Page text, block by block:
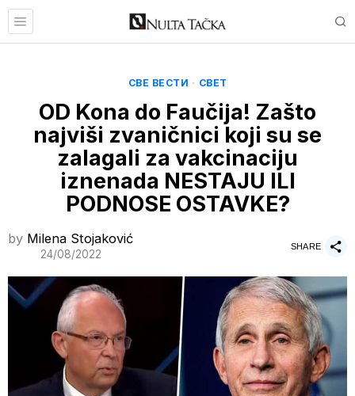
СВЕ ВЕСТИ · СВЕТ
OD Kona do Faučija! Zašto
najviši zvaničnici koji su se
zalagali za vakcinaciju
iznenada NESTAJU ILI
PODNOSE OSTAVKE?
by Milena Stojaković
24/08/2022
SHARE